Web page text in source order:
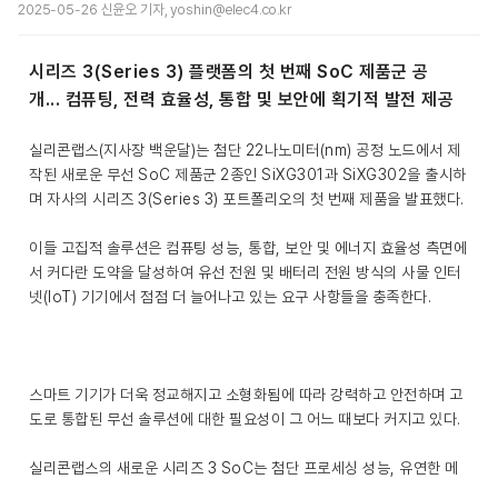
2025-05-26 신윤오 기자, yoshin@elec4.co.kr
시리즈 3(Series 3) 플랫폼의 첫 번째 SoC 제품군 공
개... 컴퓨팅, 전력 효율성, 통합 및 보안에 획기적 발전 제공
실리콘랩스(지사장 백운달)는 첨단 22나노미터(nm) 공정 노드에서 제
작된 새로운 무선 SoC 제품군 2종인 SiXG301과 SiXG302을 출시하
며 자사의 시리즈 3(Series 3) 포트폴리오의 첫 번째 제품을 발표했다.
이들 고집적 솔루션은 컴퓨팅 성능, 통합, 보안 및 에너지 효율성 측면에
서 커다란 도약을 달성하여 유선 전원 및 배터리 전원 방식의 사물 인터
넷(IoT) 기기에서 점점 더 늘어나고 있는 요구 사항들을 충족한다.
스마트 기기가 더욱 정교해지고 소형화됨에 따라 강력하고 안전하며 고
도로 통합된 무선 솔루션에 대한 필요성이 그 어느 때보다 커지고 있다.
실리콘랩스의 새로운 시리즈 3 SoC는 첨단 프로세싱 성능, 유연한 메